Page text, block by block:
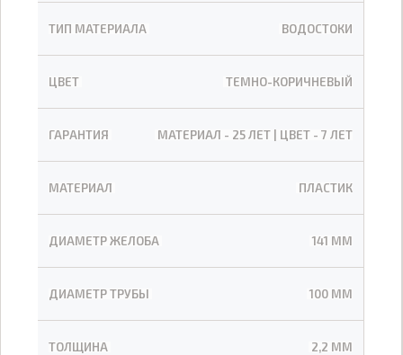
ТИП МАТЕРИАЛА ВОДОСТОКИ
ЦВЕТ ТЕМНО-КОРИЧНЕВЫЙ
ГАРАНТИЯ МАТЕРИАЛ - 25 ЛЕТ | ЦВЕТ - 7 ЛЕТ
МАТЕРИАЛ ПЛАСТИК
ДИАМЕТР ЖЕЛОБА 141 ММ
ДИАМЕТР ТРУБЫ 100 ММ
ТОЛЩИНА 2,2 ММ